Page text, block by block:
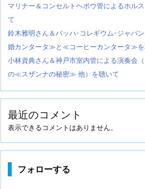
マリナー＆コンセルトヘボウ管によるホル
て
鈴木雅明さん＆バッハ･コレギウム･ジャパ
婚カンタータ≫と≪コーヒーカンタータ≫を
小林資典さん＆神戸市室内管による演奏会
の≪スザンナの秘密≫ 他）を聴いて
最近のコメント
表示できるコメントはありません。
フォローする